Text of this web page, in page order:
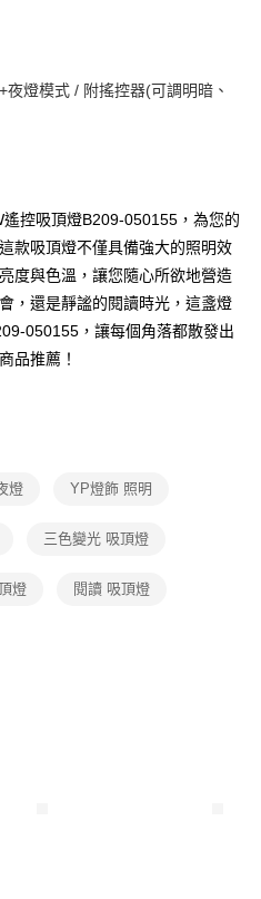
付款」的支付方式。 讓您購物簡單
不需儲值。
即可結帳。
，即可完成結帳。
此簡訊中的連結，可透過四大超商／
繳費，但若您需要取消訂單，請聯絡
」之結帳頁面顯示為準，若有關於
之「AFTEE先享後付」服務完成之交
燈模式 / 附搖控器(可調明暗、
控吸頂燈B209-050155，為您的
款吸頂燈不僅具備強大的照明效
度與色溫，讓您隨心所欲地營造
，還是靜謐的閱讀時光，這盞燈
050155，讓每個角落都散發出
品推薦！
燈 YP燈飾 照明
三色變光 吸頂燈
燈 閱讀 吸頂燈